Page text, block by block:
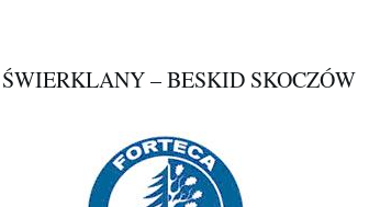
– BESKID SKOCZÓW